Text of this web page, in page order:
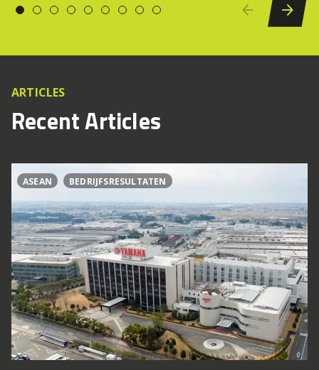
ARTICLES
Recent Articles
ASEAN BEDRIJFSRESULTATEN